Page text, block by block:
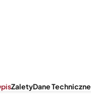
ZaletyDane Techniczne